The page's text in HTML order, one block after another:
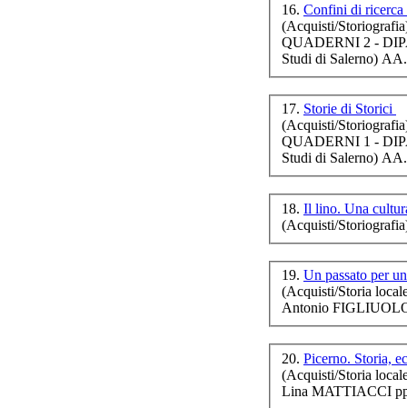
16. Confini di ricerca
(Acquisti/
QUADERNI 2 -
Studi di Salerno)
17. Storie di Storici
(Acquisti/
QUADERNI 1 -
Studi di Salerno)
18. Il lino. Una
(Acquisti/
19. Un passato per
(Acquisti/Storia
Antonio
20. Picerno. Storia,
(Acquisti/Storia
Lina MATTIACCI